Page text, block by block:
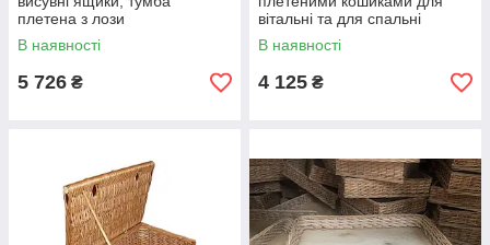
плетена з лози
В наявності
5 726 ₴
вітальні та для спальні
В наявності
4 125 ₴